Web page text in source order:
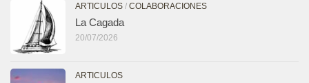
ARTICULOS / COLABORACIONES
La Cagada
20/07/2026
ARTICULOS